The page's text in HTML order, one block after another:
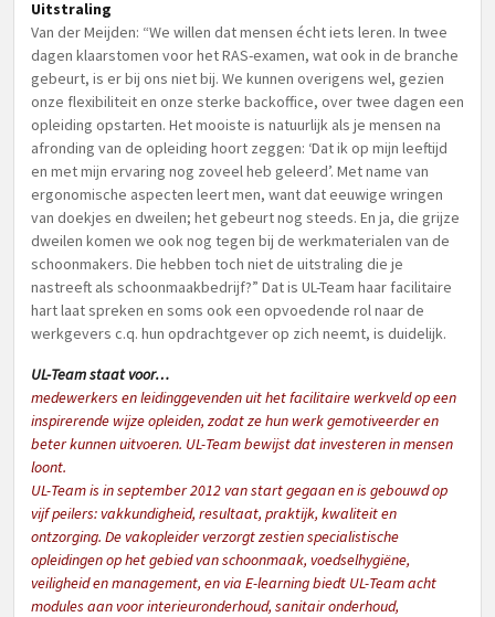
Uitstraling
Van der Meijden: “We willen dat mensen écht iets leren. In twee
dagen klaarstomen voor het RAS-examen, wat ook in de branche
gebeurt, is er bij ons niet bij. We kunnen overigens wel, gezien
onze flexibiliteit en onze sterke backoffice, over twee dagen een
opleiding opstarten. Het mooiste is natuurlijk als je mensen na
afronding van de opleiding hoort zeggen: ‘Dat ik op mijn leeftijd
en met mijn ervaring nog zoveel heb geleerd’. Met name van
ergonomische aspecten leert men, want dat eeuwige wringen
van doekjes en dweilen; het gebeurt nog steeds. En ja, die grijze
dweilen komen we ook nog tegen bij de werkmaterialen van de
schoonmakers. Die hebben toch niet de uitstraling die je
nastreeft als schoonmaakbedrijf?” Dat is UL-Team haar facilitaire
hart laat spreken en soms ook een opvoedende rol naar de
werkgevers c.q. hun opdrachtgever op zich neemt, is duidelijk.
UL-Team staat voor…
medewerkers en leidinggevenden uit het facilitaire werkveld op een
inspirerende wijze opleiden, zodat ze hun werk gemotiveerder en
beter kunnen uitvoeren. UL-Team bewijst dat investeren in mensen
loont.
UL-Team is in september 2012 van start gegaan en is gebouwd op
vijf peilers: vakkundigheid, resultaat, praktijk, kwaliteit en
ontzorging. De vakopleider verzorgt zestien specialistische
opleidingen op het gebied van schoonmaak, voedselhygiëne,
veiligheid en management, en via E-learning biedt UL-Team acht
modules aan voor interieuronderhoud, sanitair onderhoud,